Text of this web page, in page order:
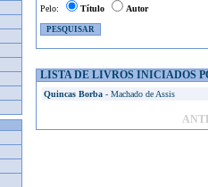
Pelo: Título Autor
LISTA DE LIVROS INICIADOS
Quincas Borba - Machado de Assis